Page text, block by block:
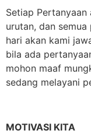
Setiap
urutan, dan
hari akan kami
bila ada
mohon maaf
sedang melayani
MOTIVASI KITA